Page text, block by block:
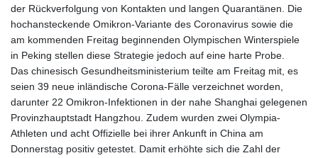
der Rückverfolgung von Kontakten und langen Quarantänen. Die
hochansteckende Omikron-Variante des Coronavirus sowie die
am kommenden Freitag beginnenden Olympischen Winterspiele
in Peking stellen diese Strategie jedoch auf eine harte Probe.
Das chinesisch Gesundheitsministerium teilte am Freitag mit, es
seien 39 neue inländische Corona-Fälle verzeichnet worden,
darunter 22 Omikron-Infektionen in der nahe Shanghai gelegenen
Provinzhauptstadt Hangzhou. Zudem wurden zwei Olympia-
Athleten und acht Offizielle bei ihrer Ankunft in China am
Donnerstag positiv getestet. Damit erhöhte sich die Zahl der